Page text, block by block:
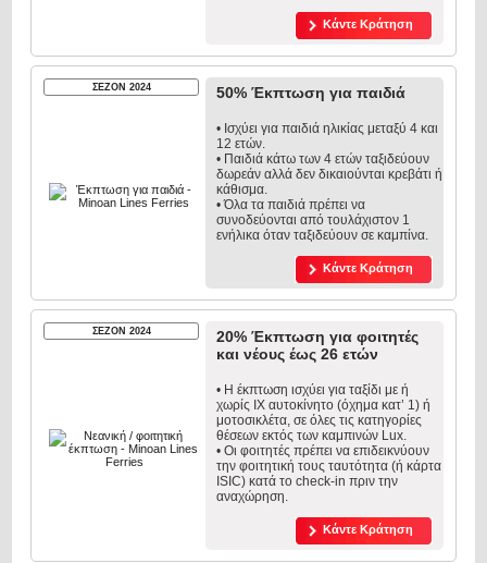
Κάντε Κράτηση
ΣΕΖΟΝ 2024 50% Έκπτωση για παιδιά
• Ισχύει για παιδιά ηλικίας μεταξύ 4 και
12 ετών.
• Παιδιά κάτω των 4 ετών ταξιδεύουν
δωρεάν αλλά δεν δικαιούνται κρεβάτι ή
κάθισμα.
• Όλα τα παιδιά πρέπει να
συνοδεύονται από τουλάχιστον 1
ενήλικα όταν ταξιδεύουν σε καμπίνα.
Κάντε Κράτηση
ΣΕΖΟΝ 2024
20% Έκπτωση για φοιτητές
και νέους έως 26 ετών
• Η έκπτωση ισχύει για ταξίδι με ή
χωρίς ΙΧ αυτοκίνητο (όχημα κατ’ 1) ή
μοτοσικλέτα, σε όλες τις κατηγορίες
θέσεων εκτός των καμπινών Lux.
• Oι φοιτητές πρέπει να επιδεικνύουν
την φοιτητική τους ταυτότητα (ή κάρτα
ISIC) κατά το check-in πριν την
αναχώρηση.
Κάντε Κράτηση